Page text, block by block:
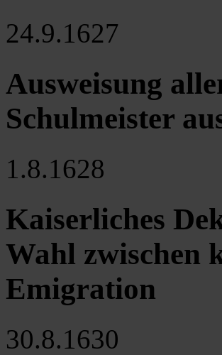
24.9.1627
Ausweisung
Schulmeister
1.8.1628
Kaiserliches
Wahl zwischen
Emigration
30.8.1630